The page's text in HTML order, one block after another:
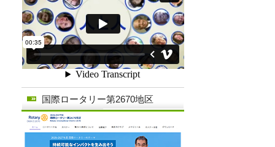
国際ロータリー第2670地区